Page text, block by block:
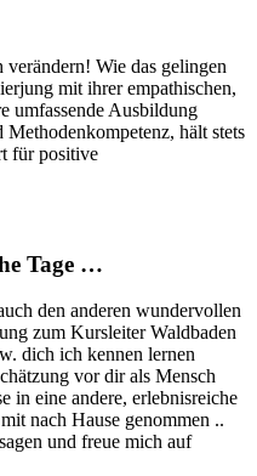
Wie das gelingen
mit ihrer empathischen,
umfassende Ausbildung
hält stets
für positive
Tage …
den anderen wundervollen
zum Kursleiter Waldbaden
dich ich kennen lernen
vor dir als Mensch
in eine andere, erlebnisreiche
nach Hause genommen ..
und freue mich auf